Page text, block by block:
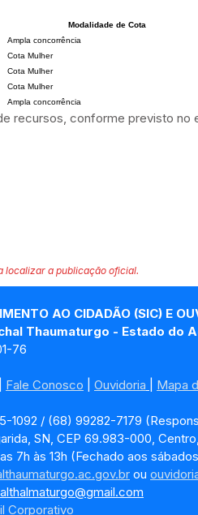
Modalidade de Cota
Ampla concorrência
Cota Mulher
Cota Mulher
Cota Mulher
Ampla concorrência
recursos, conforme previsto no
localizar a publicação oficial.
AO CIDADÃO (SIC) E
Thaumaturgo - Estado do
76
Fale Conosco Ouvidoria Mapa
1092 / (68) 99282-7179
SN, CEP 69.983-000,
7h às 13h (Fechado aos
ou
Corporativo